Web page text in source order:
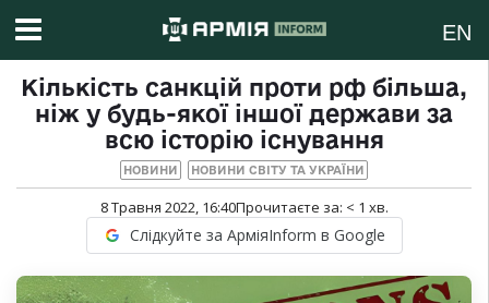
EN
Кількість санкцій проти рф більша,
ніж у будь-якої іншої держави за
всю історію існування
НОВИНИ НОВИНИ СВІТУ ТА УКРАЇНИ
8 Травня 2022, 16:40Прочитаєте за: < 1 хв.
Слідкуйте за АрміяInform в Google